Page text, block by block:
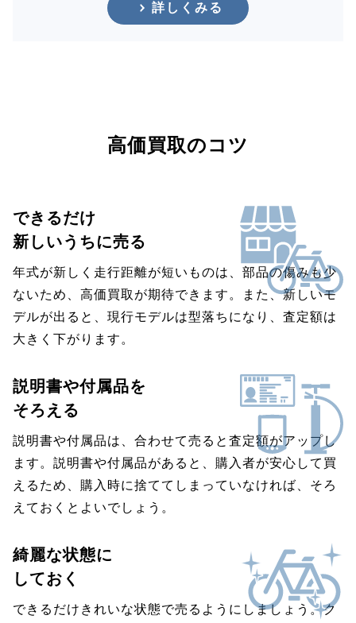
詳しくみる
高価買取のコツ
できるだけ
新しいうちに売る
年式が新しく走行距離が短いものは、部品の傷みも少
ないため、高価買取が期待できます。また、新しいモ
デルが出ると、現行モデルは型落ちになり、査定額は
大きく下がります。
説明書や付属品を
そろえる
説明書や付属品は、合わせて売ると査定額がアップし
ます。説明書や付属品があると、購入者が安心して買
えるため、購入時に捨ててしまっていなければ、そろ
えておくとよいでしょう。
綺麗な状態に
しておく
できるだけきれいな状態で売るようにしましょう。ク